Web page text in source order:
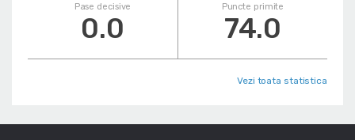
Pase decisive
0.0
Puncte primite
74.0
Vezi toata statistica